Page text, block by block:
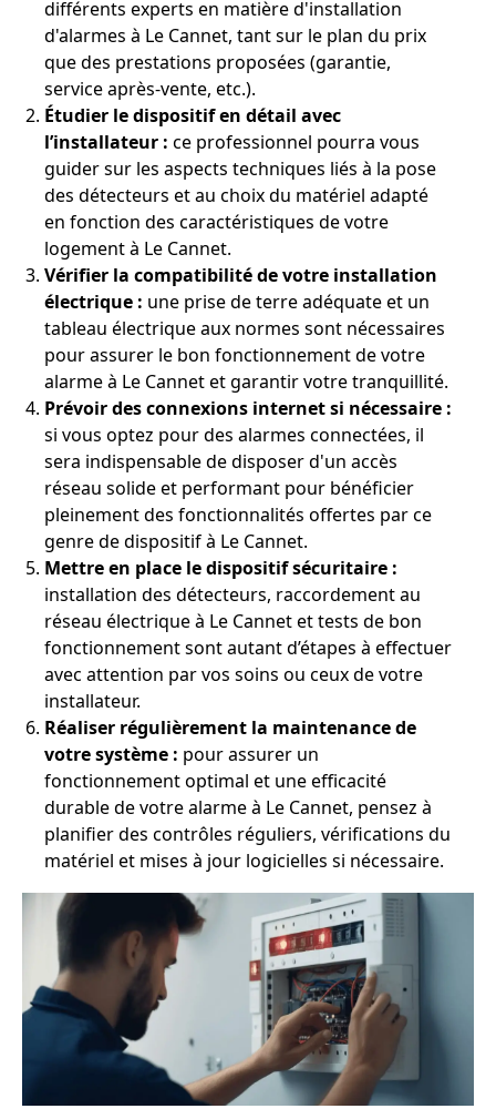
différents experts en matière d'installation
d'alarmes à Le Cannet, tant sur le plan du prix
que des prestations proposées (garantie,
service après-vente, etc.).
Étudier le dispositif en détail avec
l’installateur : ce professionnel pourra vous
guider sur les aspects techniques liés à la pose
des détecteurs et au choix du matériel adapté
en fonction des caractéristiques de votre
logement à Le Cannet.
Vérifier la compatibilité de votre installation
électrique : une prise de terre adéquate et un
tableau électrique aux normes sont nécessaires
pour assurer le bon fonctionnement de votre
alarme à Le Cannet et garantir votre tranquillité.
Prévoir des connexions internet si nécessaire :
si vous optez pour des alarmes connectées, il
sera indispensable de disposer d'un accès
réseau solide et performant pour bénéficier
pleinement des fonctionnalités offertes par ce
genre de dispositif à Le Cannet.
Mettre en place le dispositif sécuritaire :
installation des détecteurs, raccordement au
réseau électrique à Le Cannet et tests de bon
fonctionnement sont autant d’étapes à effectuer
avec attention par vos soins ou ceux de votre
installateur.
Réaliser régulièrement la maintenance de
votre système : pour assurer un
fonctionnement optimal et une efficacité
durable de votre alarme à Le Cannet, pensez à
planifier des contrôles réguliers, vérifications du
matériel et mises à jour logicielles si nécessaire.